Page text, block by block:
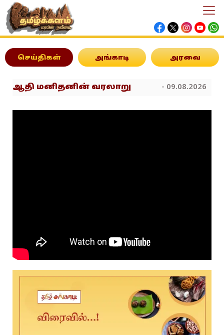
செய்திகள் அங்காடி அரவை
ஆதி மனிதனின் வரலாறு - 09.08.2026